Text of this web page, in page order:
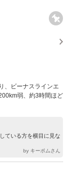
、ビーナスラインエ
弱、約3時間ほど
ている方を横目に見な
by キーポムさん